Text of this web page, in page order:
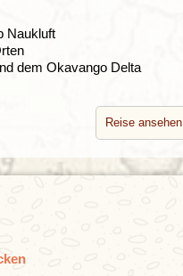
Naukluft
dem Okavango Delta
Reise ansehen